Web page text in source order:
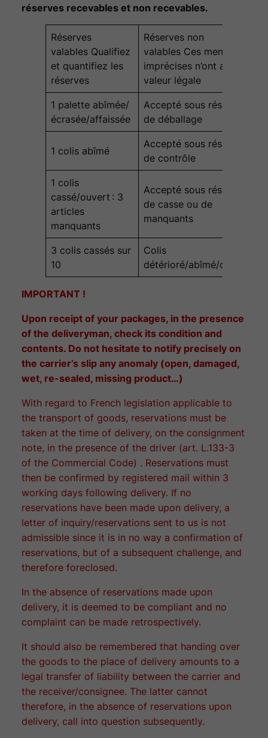
réserves recevables et non recevables.
Réserves
valables Qualifiez
et quantifiez les
réserves
Réserves non
valables Ces mentions
imprécises n’ont aucune
valeur légale
1 palette abîmée/
écrasée/affaissée
Accepté sous réserve
de déballage
1 colis abîmé
Accepté sous réserve
de contrôle
1 colis
cassé/ouvert : 3
articles
manquants
Accepté sous réserve
de casse ou de
manquants
3 colis cassés sur
10
Colis
détérioré/abîmé/ouvert
IMPORTANT !
Upon receipt of your packages, in the presence
of the deliveryman, check its condition and
contents. Do not hesitate to notify precisely on
the carrier’s slip any anomaly (open, damaged,
wet, re-sealed, missing product…)
With regard to French legislation applicable to
the transport of goods, reservations must be
taken at the time of delivery, on the consignment
note, in the presence of the driver (art. L.133-3
of the Commercial Code) . Reservations must
then be confirmed by registered mail within 3
working days following delivery. If no
reservations have been made upon delivery, a
letter of inquiry/reservations sent to us is not
admissible since it is in no way a confirmation of
reservations, but of a subsequent challenge, and
therefore foreclosed.
In the absence of reservations made upon
delivery, it is deemed to be compliant and no
complaint can be made retrospectively.
It should also be remembered that handing over
the goods to the place of delivery amounts to a
legal transfer of liability between the carrier and
the receiver/consignee. The latter cannot
therefore, in the absence of reservations upon
delivery, call into question subsequently.